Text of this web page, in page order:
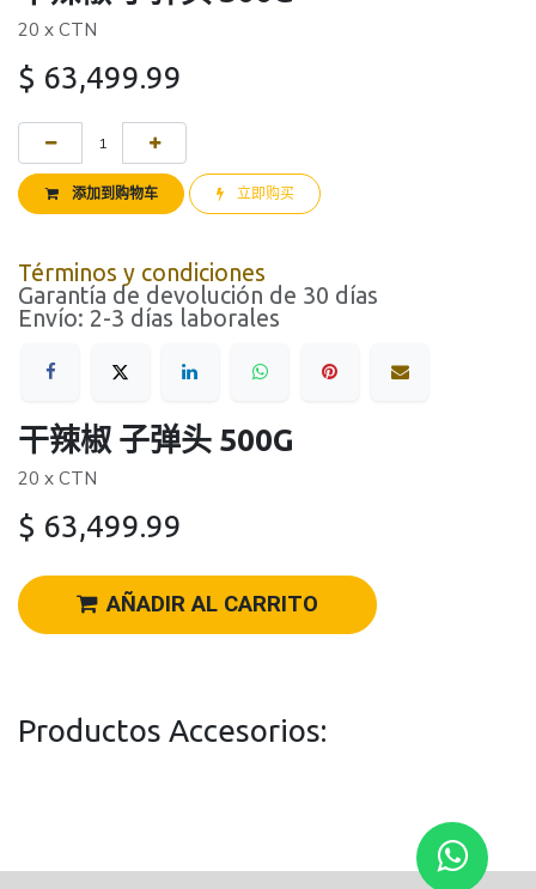
20 x CTN
$ 63,499.99
添加到购物车 立即购买
Términos y condiciones
Garantía de devolución de 30 días
Envío: 2-3 días laborales
干辣椒 子弹头 500G
20 x CTN
$ 63,499.99
AÑADIR AL CARRITO
Productos Accesorios: